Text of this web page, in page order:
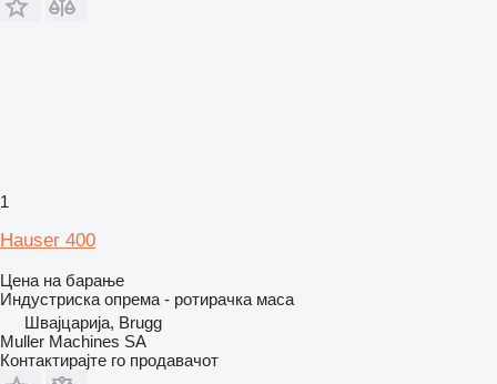
1
Hauser 400
Цена на барање
Индустриска опрема - ротирачка маса
Швајцарија, Brugg
Muller Machines SA
Контактирајте го продавачот